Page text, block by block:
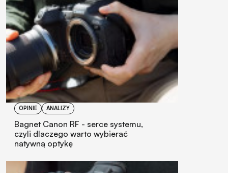
OPINIE ANALIZY
Bagnet Canon RF - serce systemu,
czyli dlaczego warto wybierać
natywną optykę